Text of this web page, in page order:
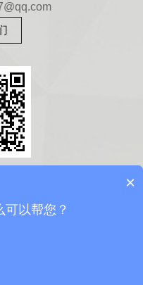
版权所有
号-1
×
以帮您？